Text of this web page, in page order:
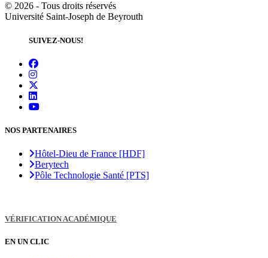
© 2026 - Tous droits réservés
Université Saint-Joseph de Beyrouth
SUIVEZ-NOUS!
NOS PARTENAIRES
Hôtel-Dieu de France [HDF]
Berytech
Pôle Technologie Santé [PTS]
VÉRIFICATION ACADÉMIQUE
EN UN CLIC